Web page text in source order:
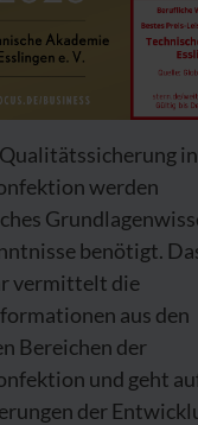
werden
benötigt.
vermittelt die
aus den
Bereichen der
und geht
der